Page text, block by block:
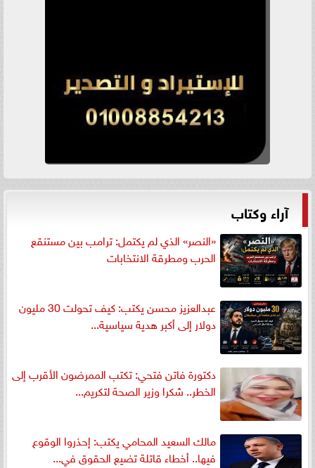
آراء وكتاب
«النصر» الذي لم يكتمل: ترامب بين مستنقع
الحرب ومطرقة الانتخابات
عبدالعزيز محسن يكتب: كيف تحولت 30 مليون
دولار إلى أكبر هدية سياسية...
دكتورة فاتن فتحي: تكتب الممرضون الأقرب إلى
الخطر.. شكرا وزير الصحة لتكريم...
مالك السعيد المحامي يكتب: إحذروا الوقوع
فيها.. أخطاء قاتلة تضيع الحقوق في...